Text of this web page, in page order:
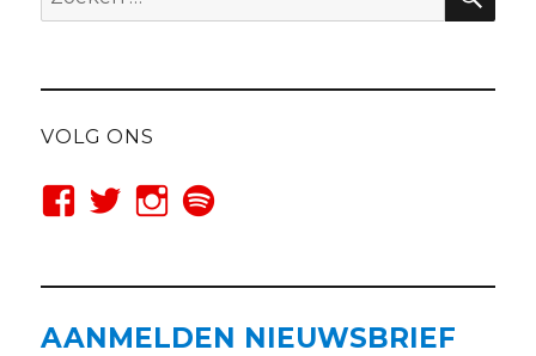
naar:
VOLG ONS
AANMELDEN NIEUWSBRIEF